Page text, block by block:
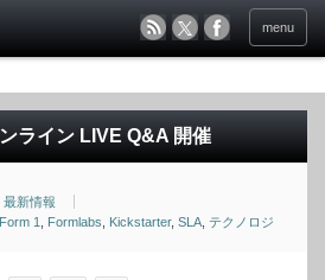
menu
ライン LIVE Q&A 開催
最新情報
Form 1 Formlabs Kickstarter, SLA テクノロジ